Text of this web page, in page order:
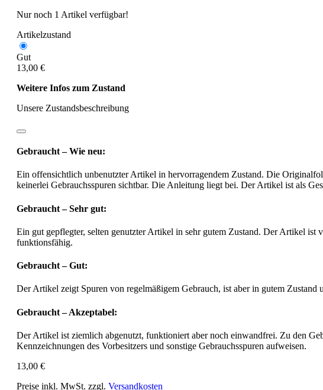
Nur noch 1 Artikel verfügbar!
Artikelzustand
Gut
13,00 €
Weitere Infos zum Zustand
Unsere Zustandsbeschreibung
Gebraucht – Wie neu:
Ein offensichtlich unbenutzter Artikel in hervorragendem Zustand. Die
keinerlei Gebrauchsspuren sichtbar. Die Anleitung liegt bei. Der Artikel ist als
Gebraucht – Sehr gut:
Ein gut gepflegter, selten genutzter Artikel in sehr gutem Zustand. Der Artikel
funktionsfähig.
Gebraucht – Gut:
Der Artikel zeigt Spuren von regelmäßigem Gebrauch, ist aber in gutem
Gebraucht – Akzeptabel:
Der Artikel ist ziemlich abgenutzt, funktioniert aber noch einwandfrei. Zu den
Kennzeichnungen des Vorbesitzers und sonstige Gebrauchsspuren aufweisen.
13,00 €
Preise inkl. MwSt. zzgl. Versandkosten